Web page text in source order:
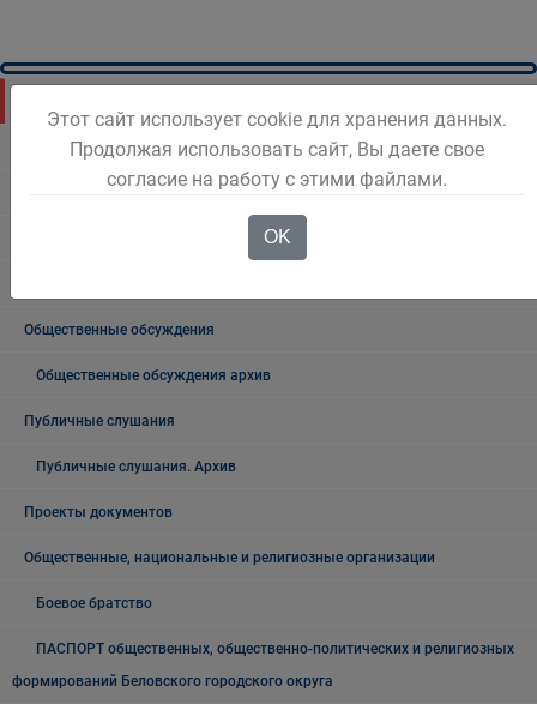
Новости региона
Общественные обсуждения
Общественные обсуждения архив
Публичные слушания
Публичные слушания. Архив
Проекты документов
Общественные, национальные и религиозные организации
Боевое братство
ПАСПОРТ общественных, общественно-политических и религиозных
формирований Беловского городского округа
Этот сайт использует cookie для хранения данных.
Продолжая использовать сайт, Вы даете свое
согласие на работу с этими файлами.
OK